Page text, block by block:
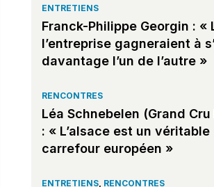
ENTRETIENS
Franck-Philippe Georgin : «
l’entreprise gagneraient à
davantage l’un de l’autre »
RENCONTRES
Léa Schnebelen (Grand Cru
: « L’alsace est un véritable
carrefour européen »
ENTRETIENS, RENCONTRES